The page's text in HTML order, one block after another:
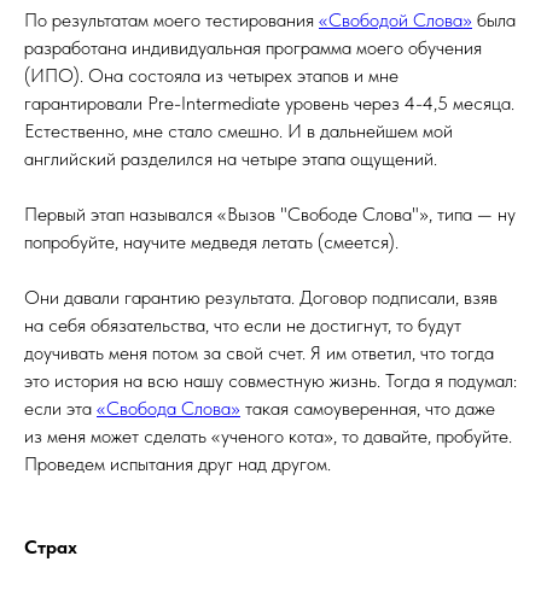
По результатам моего тестирования «Свободой Слова» была
разработана индивидуальная программа моего обучения
(ИПО). Она состояла из четырех этапов и мне
гарантировали Pre-Intermediate уровень через 4-4,5 месяца.
Естественно, мне стало смешно. И в дальнейшем мой
английский разделился на четыре этапа ощущений.
Первый этап назывался «Вызов "Свободе Слова"», типа — ну
попробуйте, научите медведя летать (смеется).
Они давали гарантию результата. Договор подписали, взяв
на себя обязательства, что если не достигнут, то будут
доучивать меня потом за свой счет. Я им ответил, что тогда
это история на всю нашу совместную жизнь. Тогда я подумал:
если эта «Свобода Слова» такая самоуверенная, что даже
из меня может сделать «ученого кота», то давайте, пробуйте.
Проведем испытания друг над другом.
Страх